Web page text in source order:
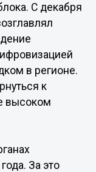
С декабря
в регионе.
к
высоком
За это